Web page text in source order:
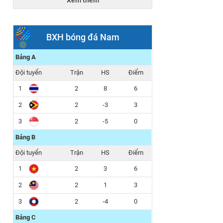
15h30
15/12/2025
20h00
U22 THÁI
U22
MALAYSIA
15h30
U22 VIỆT
NAM
2 - 0
U22
PHILIPPINES
BXH bóng đá Nam
Bảng A
Đội tuyển Trận HS Điểm
1 2 8 6
2 2 -3 3
3 2 -5 0
Bảng B
Đội tuyển Trận HS Điểm
1 2 3 6
2 2 1 3
3 2 -4 0
Bảng C